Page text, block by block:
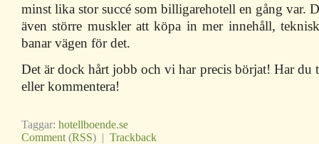
minst lika stor succé som billigarehotell en gång var.
även större muskler att köpa in mer innehåll,
banar vägen för det.
Det är dock hårt jobb och vi har precis börjat! Har du
eller kommentera!
Taggar: hotellboende.se
Comment (RSS) | Trackback